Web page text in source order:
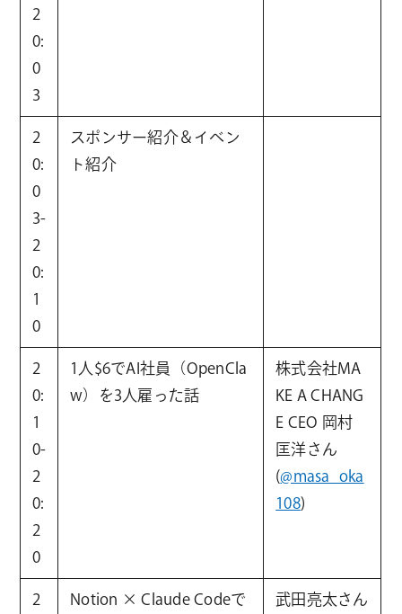
2
0:
0
3
2
0:
0
3-
2
0:
1
0
スポンサー紹介＆イベン
ト紹介
2
0:
1
0-
2
0:
2
0
1人$6でAI社員（OpenCla
w）を3人雇った話
株式会社MA
KE A CHANG
E CEO 岡村
匡洋さん
(@masa_oka
108)
2
Notion × Claude Codeで
武田亮太さん